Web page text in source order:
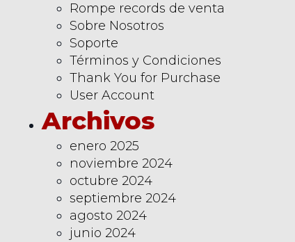
Rompe records de venta
Sobre Nosotros
Soporte
Términos y Condiciones
Thank You for Purchase
User Account
Archivos
enero 2025
noviembre 2024
octubre 2024
septiembre 2024
agosto 2024
junio 2024